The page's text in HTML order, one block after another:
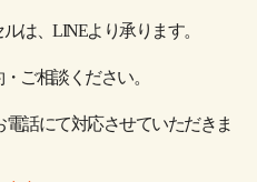
は、LINEより承ります。
ご相談ください。
話にて対応させていただきま